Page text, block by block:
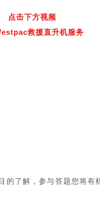
点击下方视频
救援直升机服务
的了解，参与答题您将有